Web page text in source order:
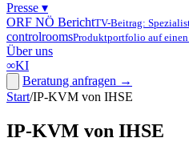
Presse ▾
ORF NÖ BerichtTV-Beitrag:
controlroomsProduktportfolio auf
Über uns
∞KI
Beratung anfragen →
Start/IP-KVM von IHSE
IP-KVM von IHSE